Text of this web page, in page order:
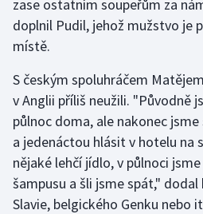
Plavání
Plážový volejbal
Ragby
Rychlobruslení
Rychlostní kanoistika
Short track
zase ostatním soupeřům za
doplnil Pudil, jehož mužstvo je
místě.
S českým spoluhráčem
v Anglii příliš neužili. "Původně
půlnoc doma, ale nakonec
a jedenáctou hlásit v hotelu na
nějaké lehčí jídlo, v půlnoci
šampusu a šli jsme spát," dodal
Slavie, belgického Genku nebo